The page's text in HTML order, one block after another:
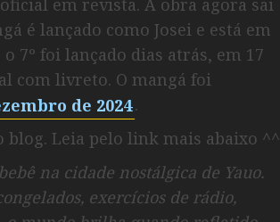
em revista. A obra agora sai
é lançado como Josei e está em
7º foi lançado dias atrás, em 17
com livreto. O mangá foi
de 2024.
blog. Leia pelo link mais abaixo ^^
na cidade nostálgica de Yauo.
exercícios de rádio,